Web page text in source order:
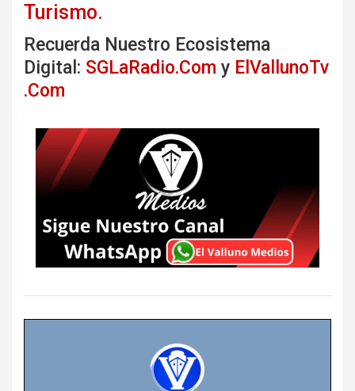
Turismo.
Recuerda Nuestro Ecosistema
Digital: SGLaRadio.Com y ElVallunoTv
.Com